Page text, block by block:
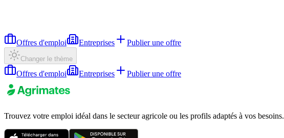
Offres d'emploi Entreprises Publier une offre
Changer le thème
Offres d'emploi Entreprises Publier une offre
Trouvez votre emploi idéal dans le secteur agricole ou les profils adaptés à vos besoins.